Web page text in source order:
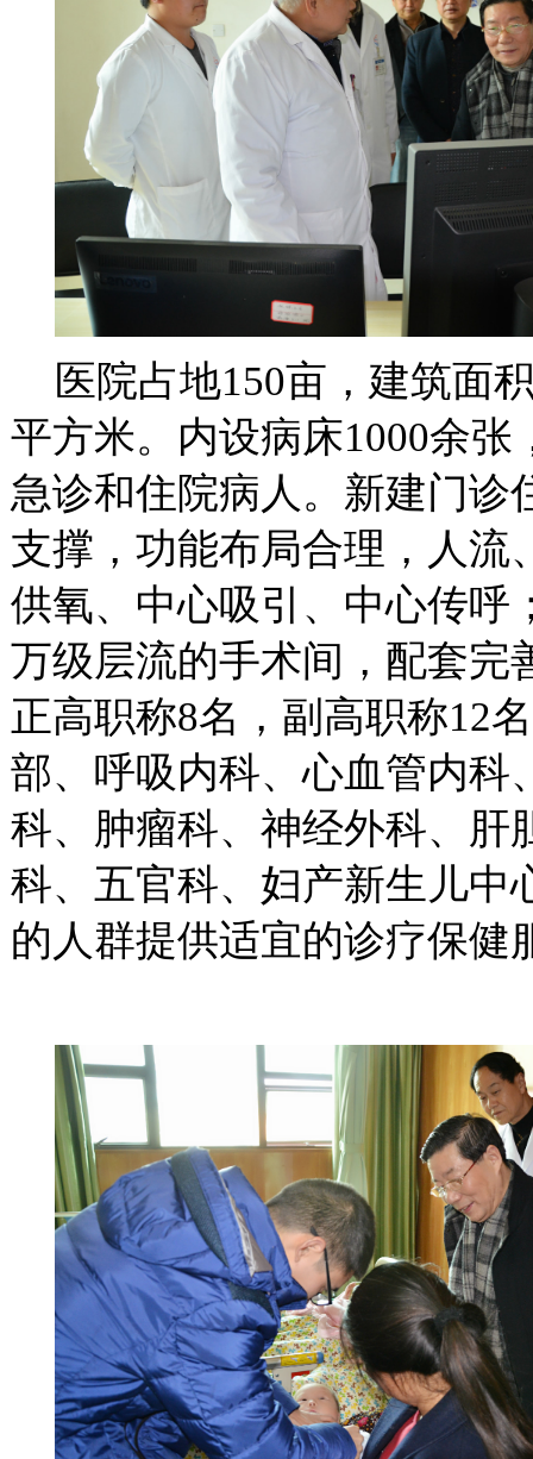
医院占地150亩，建筑面
平方米。内设病床1000余张
急诊和住院病人。新建门诊
支撑，功能布局合理，人流
供氧、中心吸引、中心传呼
万级层流的手术间，配套完
正高职称8名，副高职称12
部、呼吸内科、心血管内科
科、肿瘤科、神经外科、肝
科、五官科、妇产新生儿中
的人群提供适宜的诊疗保健